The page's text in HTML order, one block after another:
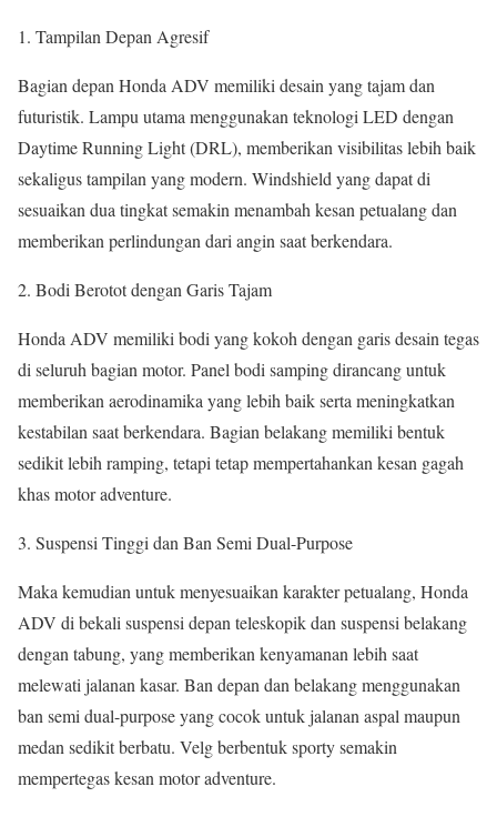
Tampilan Depan Agresif
Bagian depan Honda ADV memiliki desain yang tajam dan
futuristik. Lampu utama menggunakan teknologi LED dengan
Daytime Running Light (DRL), memberikan visibilitas lebih baik
sekaligus tampilan yang modern. Windshield yang dapat di
sesuaikan dua tingkat semakin menambah kesan petualang dan
memberikan perlindungan dari angin saat berkendara.
Bodi Berotot dengan Garis Tajam
Honda ADV memiliki bodi yang kokoh dengan garis desain tegas
di seluruh bagian motor. Panel bodi samping dirancang untuk
memberikan aerodinamika yang lebih baik serta meningkatkan
kestabilan saat berkendara. Bagian belakang memiliki bentuk
sedikit lebih ramping, tetapi tetap mempertahankan kesan gagah
khas motor adventure.
Suspensi Tinggi dan Ban Semi Dual-Purpose
Maka kemudian untuk menyesuaikan karakter petualang, Honda
ADV di bekali suspensi depan teleskopik dan suspensi belakang
dengan tabung, yang memberikan kenyamanan lebih saat
melewati jalanan kasar. Ban depan dan belakang menggunakan
ban semi dual-purpose yang cocok untuk jalanan aspal maupun
medan sedikit berbatu. Velg berbentuk sporty semakin
mempertegas kesan motor adventure.